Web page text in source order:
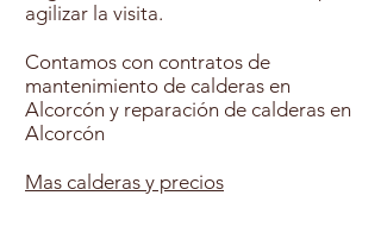
agilizar la visita.
Contamos con contratos de
mantenimiento de calderas en
Alcorcón y reparación de calderas en
Alcorcón
Mas calderas y precios